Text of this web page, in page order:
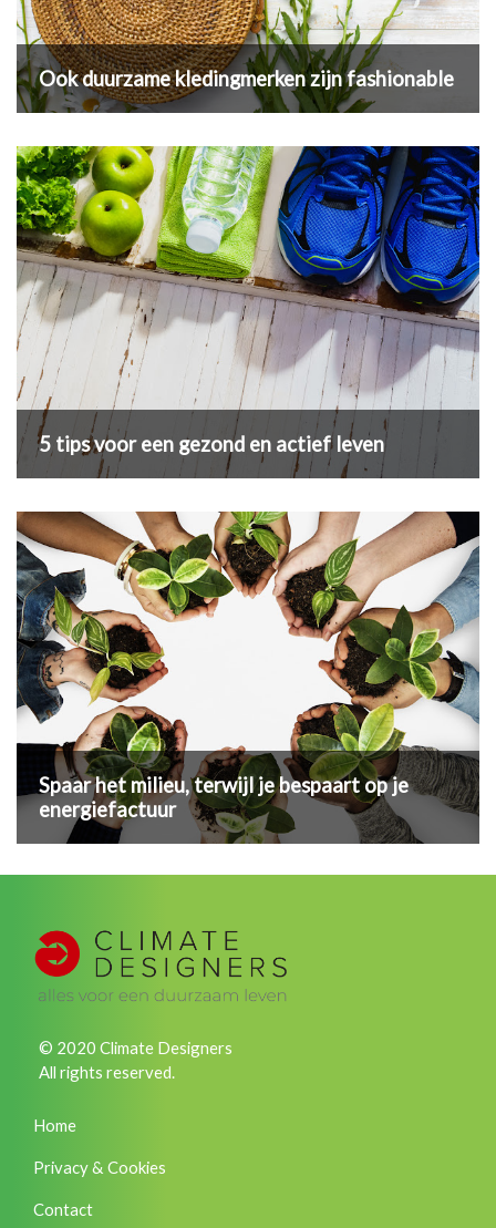
Ook duurzame kledingmerken zijn fashionable
5 tips voor een gezond en actief leven
Spaar het milieu, terwijl je bespaart op je
energiefactuur
© 2020 Climate Designers
All rights reserved.
Home
Privacy & Cookies
Contact